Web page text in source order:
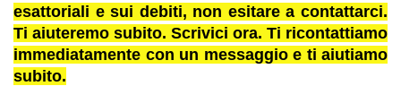
esattoriali e sui debiti, non esitare a contattarci.
Ti aiuteremo subito. Scrivici ora. Ti ricontattiamo
immediatamente con un messaggio e ti aiutiamo
subito.